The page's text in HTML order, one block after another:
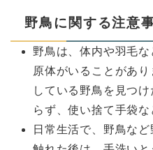
野鳥に関する注意
野鳥は、体内や羽毛
原体がいることがあ
している野鳥を見つ
らず、使い捨て手袋な
日常生活で、野鳥な